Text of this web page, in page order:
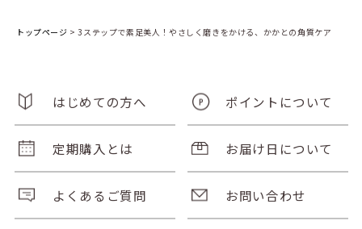
トップページ > 3ステップで素足美人！やさしく磨きをかける、かかとの角質ケア
はじめての方へ ポイントについて
定期購入とは お届け日について
よくあるご質問 お問い合わせ